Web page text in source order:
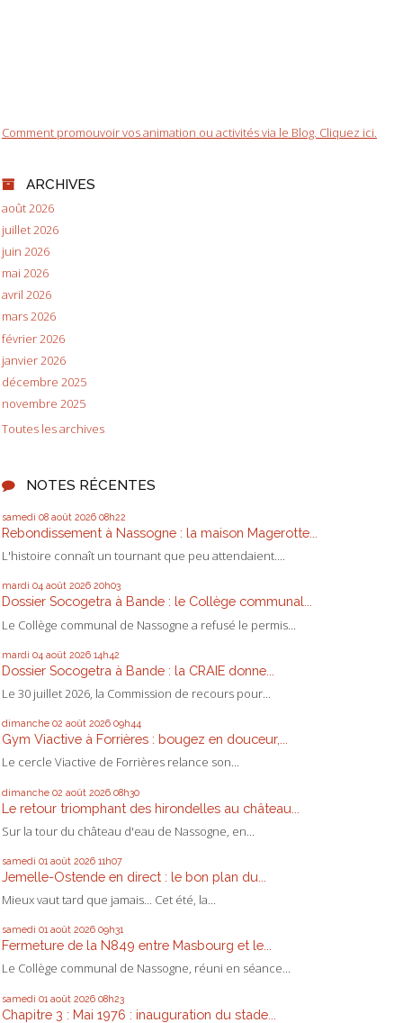
Comment promouvoir vos animation ou activités via le Blog. Cliquez ici.
ARCHIVES
août 2026
juillet 2026
juin 2026
mai 2026
avril 2026
mars 2026
février 2026
janvier 2026
décembre 2025
novembre 2025
Toutes les archives
NOTES RÉCENTES
samedi 08 août 2026 08h22
Rebondissement à Nassogne : la maison Magerotte...
L'histoire connaît un tournant que peu attendaient....
mardi 04 août 2026 20h03
Dossier Socogetra à Bande : le Collège communal...
Le Collège communal de Nassogne a refusé le permis...
mardi 04 août 2026 14h42
Dossier Socogetra à Bande : la CRAIE donne...
Le 30 juillet 2026, la Commission de recours pour...
dimanche 02 août 2026 09h44
Gym Viactive à Forrières : bougez en douceur,...
Le cercle Viactive de Forrières relance son...
dimanche 02 août 2026 08h30
Le retour triomphant des hirondelles au château...
Sur la tour du château d'eau de Nassogne, en...
samedi 01 août 2026 11h07
Jemelle-Ostende en direct : le bon plan du...
Mieux vaut tard que jamais... Cet été, la...
samedi 01 août 2026 09h31
Fermeture de la N849 entre Masbourg et le...
Le Collège communal de Nassogne, réuni en séance...
samedi 01 août 2026 08h23
Chapitre 3 : Mai 1976 : inauguration du stade...